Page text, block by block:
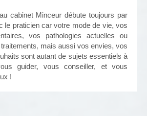
cabinet Minceur débute toujours par
le praticien car votre mode de vie, vos
vos pathologies actuelles ou
mais aussi vos envies, vos
sont autant de sujets essentiels à
guider, vous conseiller, et vous
!